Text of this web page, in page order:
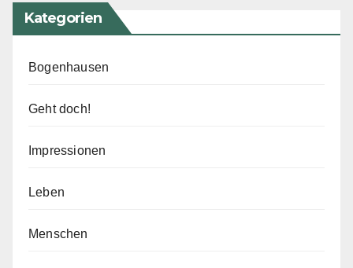
Kategorien
Bogenhausen
Geht doch!
Impressionen
Leben
Menschen